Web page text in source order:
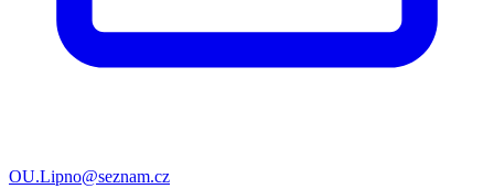
OU.Lipno@seznam.cz